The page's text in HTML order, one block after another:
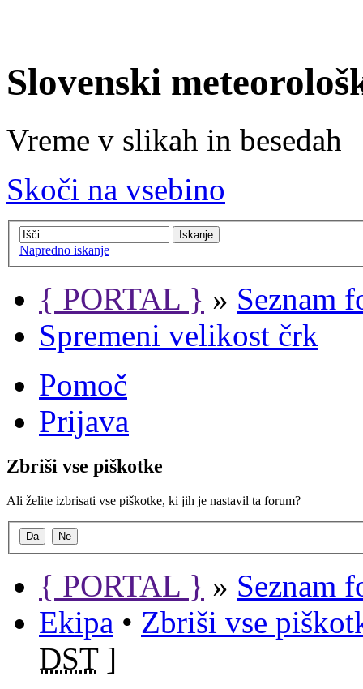
Slovenski
Vreme v slikah in besedah
Skoči na vsebino
Napredno iskanje
{ PORTAL } » Seznam
Spremeni velikost črk
Pomoč
Prijava
Zbriši vse piškotke
Ali želite izbrisati vse piškotke, ki jih je nastavil ta forum?
{ PORTAL } » Seznam
Ekipa • Zbriši vse
DST]